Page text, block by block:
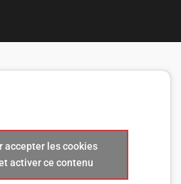
accepter les cookies
activer ce contenu